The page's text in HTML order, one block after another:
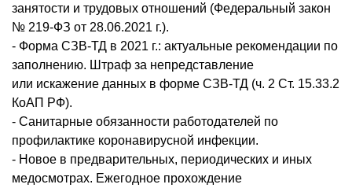
занятости и трудовых отношений (Федеральный закон
№ 219-ФЗ от 28.06.2021 г.).
- Форма СЗВ-ТД в 2021 г.: актуальные рекомендации по
заполнению. Штраф за непредставление
или искажение данных в форме СЗВ-ТД (ч. 2 Ст. 15.33.2
КоАП РФ).
- Санитарные обязанности работодателей по
профилактике коронавирусной инфекции.
- Новое в предварительных, периодических и иных
медосмотрах. Ежегодное прохождение